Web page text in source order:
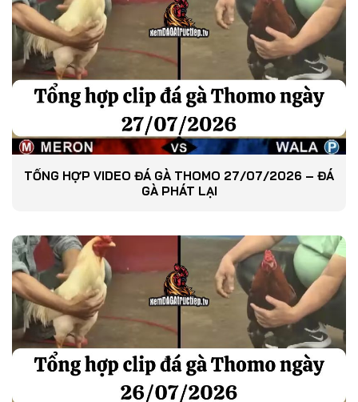
TỔNG HỢP VIDEO ĐÁ GÀ THOMO 27/07/2026 – ĐÁ
GÀ PHÁT LẠI